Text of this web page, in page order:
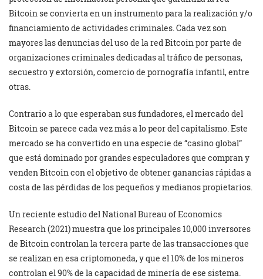
Bitcoin se convierta en un instrumento para la realización y/o
financiamiento de actividades criminales. Cada vez son
mayores las denuncias del uso de la red Bitcoin por parte de
organizaciones criminales dedicadas al tráfico de personas,
secuestro y extorsión, comercio de pornografía infantil, entre
otras.
Contrario a lo que esperaban sus fundadores, el mercado del
Bitcoin se parece cada vez más a lo peor del capitalismo. Este
mercado se ha convertido en una especie de “casino global”
que está dominado por grandes especuladores que compran y
venden Bitcoin con el objetivo de obtener ganancias rápidas a
costa de las pérdidas de los pequeños y medianos propietarios.
Un reciente estudio del National Bureau of Economics
Research (2021) muestra que los principales 10,000 inversores
de Bitcoin controlan la tercera parte de las transacciones que
se realizan en esa criptomoneda, y que el 10% de los mineros
controlan el 90% de la capacidad de minería de ese sistema.